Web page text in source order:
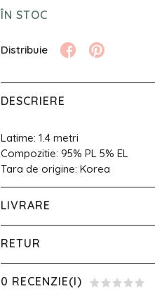
ÎN STOC
DESCRIERE
Latime: 1.4 metri
Compozitie: 95% PL 5% EL
Tara de origine: Korea
LIVRARE
RETUR
0 RECENZIE(I)